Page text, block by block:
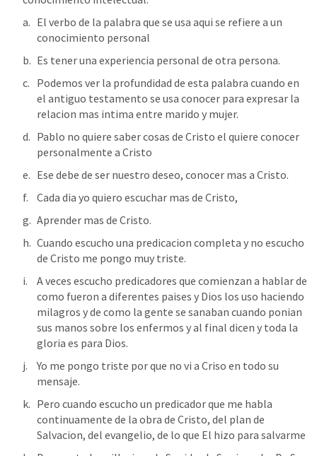
El verbo de la palabra que se usa aqui se refiere a un
conocimiento personal
Es tener una experiencia personal de otra persona.
Podemos ver la profundidad de esta palabra cuando en
el antiguo testamento se usa conocer para expresar la
relacion mas intima entre marido y mujer.
Pablo no quiere saber cosas de Cristo el quiere conocer
personalmente a Cristo
Ese debe de ser nuestro deseo, conocer mas a Cristo.
Cada dia yo quiero escuchar mas de Cristo,
Aprender mas de Cristo.
Cuando escucho una predicacion completa y no escucho
de Cristo me pongo muy triste.
A veces escucho predicadores que comienzan a hablar de
como fueron a diferentes paises y Dios los uso haciendo
milagros y de como la gente se sanaban cuando ponian
sus manos sobre los enfermos y al final dicen y toda la
gloria es para Dios.
Yo me pongo triste por que no vi a Criso en todo su
mensaje.
Pero cuando escucho un predicador que me habla
continuamente de la obra de Cristo, del plan de
Salvacion, del evangelio, de lo que El hizo para salvarme